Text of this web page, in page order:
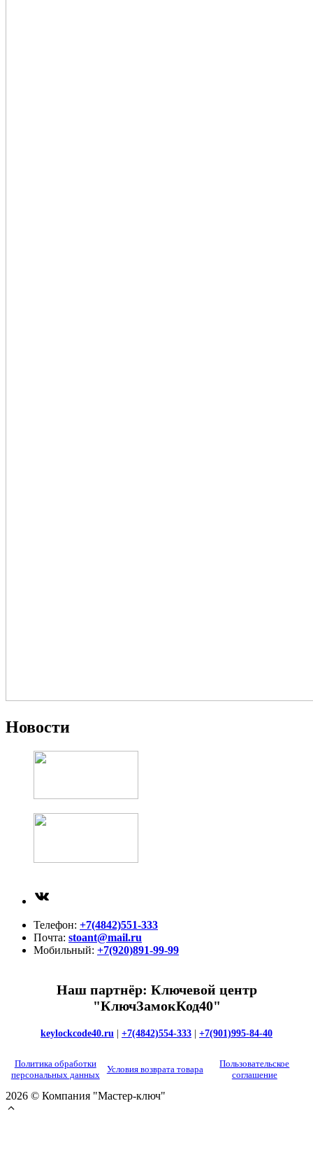
Новости
Телефон: +7(4842)551-333
Почта: stoant@mail.ru
Мобильный: +7(920)891-99-99
Наш партнёр: Ключевой центр
"КлючЗамокКод40"
keylockcode40.ru +7(4842)554-333 +7(901)995-84-40
Политика обработки
персональных данных
Условия возврата товара
Пользовательское
соглашение
2026 © Компания "Мастер-ключ"